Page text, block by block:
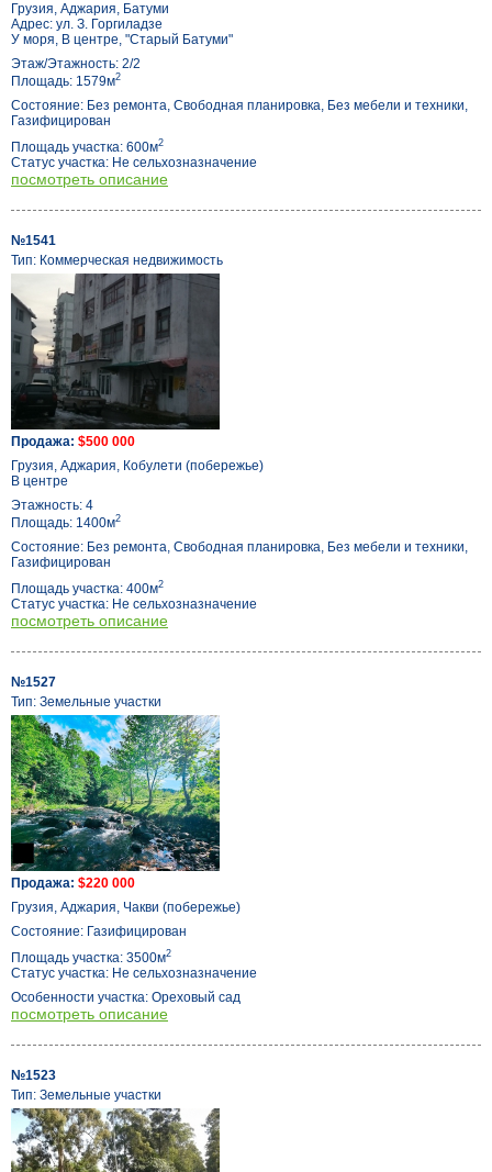
Грузия, Аджария, Батуми
Адрес: ул. З. Горгиладзе
У моря, В центре, "Старый Батуми"
Этаж/Этажность: 2/2
Площадь: 1579м2
Состояние: Без ремонта, Свободная планировка, Без мебели и техники,
Газифицирован
Площадь участка: 600м2
Статус участка: Не сельхозназначение
посмотреть описание
№1541
Тип: Коммерческая недвижимость
Продажа: $500 000
Грузия, Аджария, Кобулети (побережье)
В центре
Этажность: 4
Площадь: 1400м2
Состояние: Без ремонта, Свободная планировка, Без мебели и техники,
Газифицирован
Площадь участка: 400м2
Статус участка: Не сельхозназначение
посмотреть описание
№1527
Тип: Земельные участки
Продажа: $220 000
Грузия, Аджария, Чакви (побережье)
Состояние: Газифицирован
Площадь участка: 3500м2
Статус участка: Не сельхозназначение
Особенности участка: Ореховый сад
посмотреть описание
№1523
Тип: Земельные участки